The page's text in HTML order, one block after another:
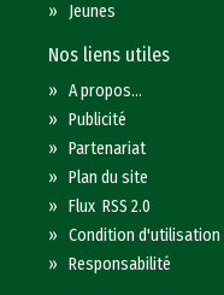
» Jeunes
Nos liens utiles
»A propos...
»Publicité
»Partenariat
»Plan du site
»Flux RSS 2.0
»Condition d'utilisation
»Responsabilité